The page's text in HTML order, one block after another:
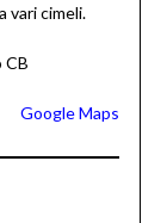
vari cimeli.
CB
Google Maps